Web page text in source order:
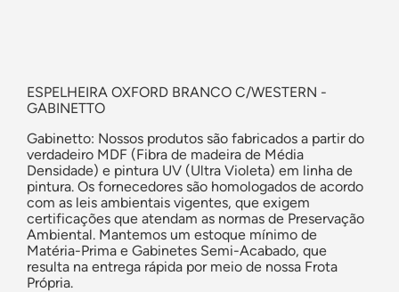
ESPELHEIRA OXFORD BRANCO C/WESTERN -
GABINETTO
Gabinetto: Nossos produtos são fabricados a partir do
verdadeiro MDF (Fibra de madeira de Média
Densidade) e pintura UV (Ultra Violeta) em linha de
pintura. Os fornecedores são homologados de acordo
com as leis ambientais vigentes, que exigem
certificações que atendam as normas de Preservação
Ambiental. Mantemos um estoque mínimo de
Matéria-Prima e Gabinetes Semi-Acabado, que
resulta na entrega rápida por meio de nossa Frota
Própria.